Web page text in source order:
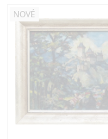
NOVÉ